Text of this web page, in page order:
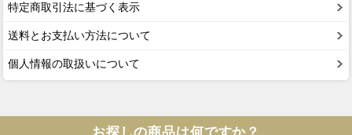
特定商取引法に基づく表示
送料とお支払い方法について
個人情報の取扱いについて